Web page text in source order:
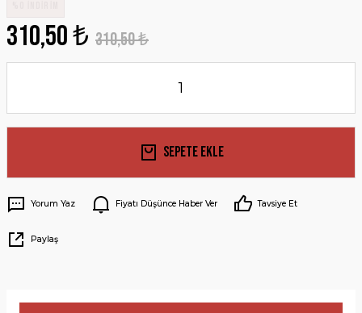
310,50 ₺ 310,50 ₺
Sepete Ekle
Yorum Yaz Fiyatı Düşünce Haber Ver Tavsiye Et
Paylaş